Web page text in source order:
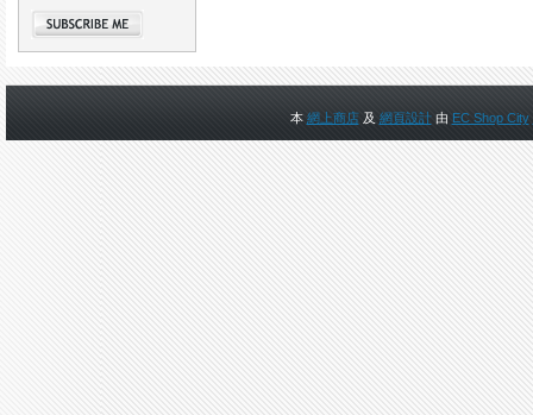
本 網上商店 及 網頁設計由 EC Shop City